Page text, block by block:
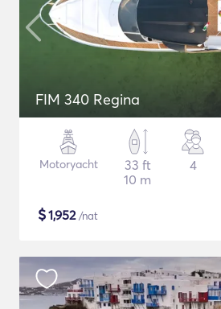
FIM 340 Regina
Motoryacht
33 ft
10 m
4
$1,952/nat